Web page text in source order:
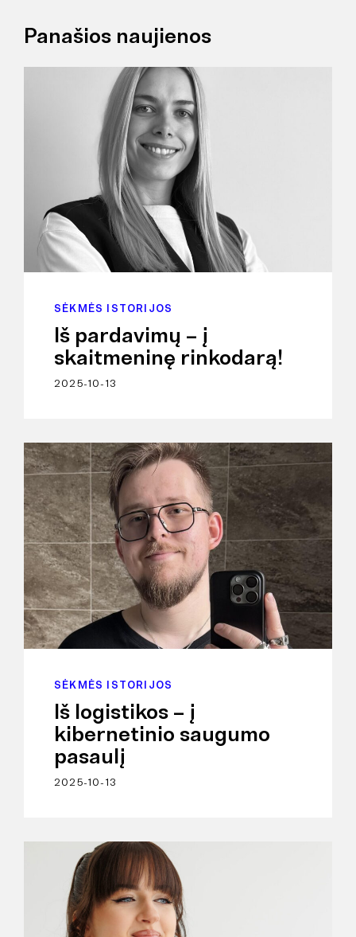
Panašios naujienos
SĖKMĖS ISTORIJOS
Iš pardavimų – į
skaitmeninę rinkodarą!
2025-10-13
SĖKMĖS ISTORIJOS
Iš logistikos – į
kibernetinio saugumo
pasaulį
2025-10-13